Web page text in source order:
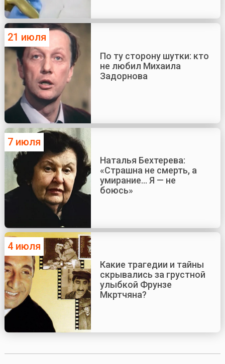
21 июля
По ту сторону шутки: кто
не любил Михаила
Задорнова
7 июля
Наталья Бехтерева:
«Страшна не смерть, а
умирание... Я — не
боюсь»
4 июля
Какие трагедии и тайны
скрывались за грустной
улыбкой Фрунзе
Мкртчяна?